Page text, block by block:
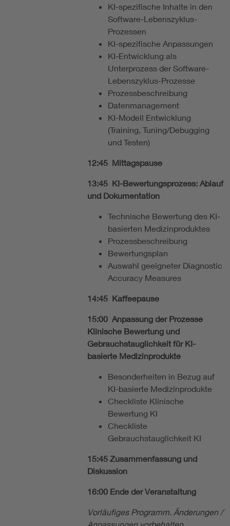
KI-spezifische Inhalte in den
Software-Lebenszyklus-
Prozessen
KI-spezifische Anpassungen
KI-Entwicklung als
Unterprozess der Software-
Lebenszyklus-Prozesse
Prozessbeschreibung
Datenmanagement
KI-Modell Entwicklung
(Training, Tuning/Debugging
und Testen)
12:45 Mittagspause
13:45 KI-Bewertungsprozess: Ablauf
und Dokumentation
Technische Bewertung des KI-
basierten Medizinproduktes
Prozessbeschreibung
Bewertungsplan
Auswahl geeigneter Diagnostic
Accuracy Measures
14:45 Kaffeepause
15:00 Anpassung der Prozesse
Klinische Bewertung und
Gebrauchstauglichkeit für KI-
basierte Medizinprodukte
Besonderheiten in Bezug auf
KI-basierte Medizinprodukte
Checkliste Klinische
Bewertung KI
Checkliste
Gebrauchstauglichkeit KI
15:45 Zusammenfassung und
Diskussion
16:00 Ende der Veranstaltung
Vorläufiges Programm. Änderungen /